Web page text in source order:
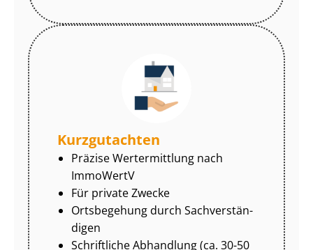
Kurzgutachten
Präzise Wertermittlung nach
ImmoWertV
Für private Zwecke
Ortsbegehung durch Sach­ver­stän­
di­gen
Schriftliche Abhandlung (ca. 30-50